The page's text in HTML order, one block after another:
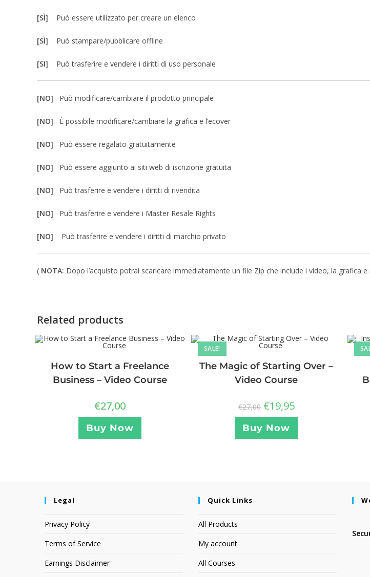
[SÌ] Può essere utilizzato per creare un elenco
[SÌ] Può stampare/pubblicare offline
[SI] Può trasferire e vendere i diritti di uso personale
[NO] Può modificare/cambiare il prodotto principale
[NO] È possibile modificare/cambiare la grafica e l’ecover
[NO] Può essere regalato gratuitamente
[NO] Può essere aggiunto ai siti web di iscrizione gratuita
[NO] Può trasferire e vendere i diritti di rivendita
[NO] Può trasferire e vendere i Master Resale Rights
[NO] Può trasferire e vendere i diritti di marchio privato
( NOTA: Dopo l’acquisto potrai scaricare immediatamente un file Zip che include i video, la grafica
Related products
How to Start a Freelance
Business – Video Course
€27,00
Buy Now
SALE!
The Magic of Starting Over –
Video Course
€27,00 €19,95
Buy Now
Legal
Privacy Policy
Terms of Service
Earnings Disclaimer
Quick Links
All Products
My account
All Courses